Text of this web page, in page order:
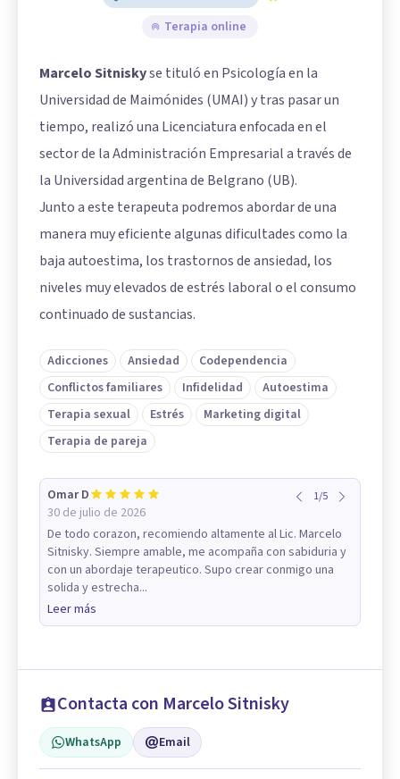
Terapia online
Marcelo Sitniskyse tituló en Psicología en la
Universidad de Maimónides (UMAI) y tras pasar un
tiempo, realizó una Licenciatura enfocada en el
sector de la Administración Empresarial a través de
la Universidad argentina de Belgrano (UB).
Junto a este terapeuta podremos abordar de una
manera muy eficiente algunas dificultades como la
baja autoestima, los trastornos de ansiedad, los
niveles muy elevados de estrés laboral o el consumo
continuado de sustancias.
Adicciones Ansiedad
Codependencia
Conflictos familiares
Infidelidad
Autoestima
Terapia sexual
Estrés
Marketing digital
Terapia de pareja
Omar D
30 de julio de 2026
1/5
De todo corazon, recomiendo altamente al Lic. Marcelo
Sitnisky. Siempre amable, me acompaña con sabiduria y
con un abordaje terapeutico. Supo crear conmigo una
solida y estrecha...
Leer más
Contacta con Marcelo Sitnisky
WhatsApp Email